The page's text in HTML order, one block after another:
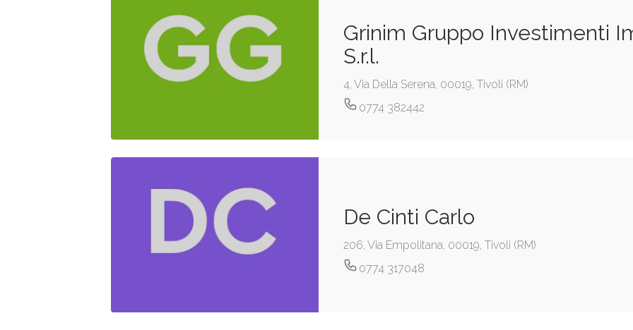
Grinim Gruppo Investimenti
S.r.l.
4, Via Della Serena, 00019, Tivoli (RM)
0774 382442
De Cinti Carlo
206, Via Empolitana, 00019, Tivoli (RM)
0774 317048